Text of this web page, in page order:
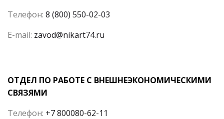
Телефон: 8 (800) 550-02-03
E-mail: zavod@nikart74.ru
ОТДЕЛ ПО РАБОТЕ С ВНЕШНЕЭКОНОМИЧЕСКИМИ
СВЯЗЯМИ
Телефон: +7 800080-62-11